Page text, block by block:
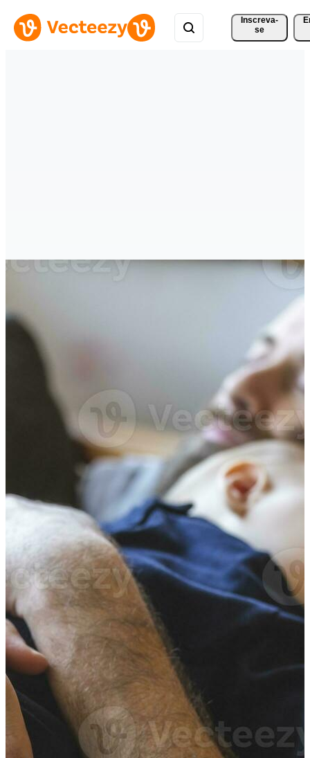
Inscreva-
se